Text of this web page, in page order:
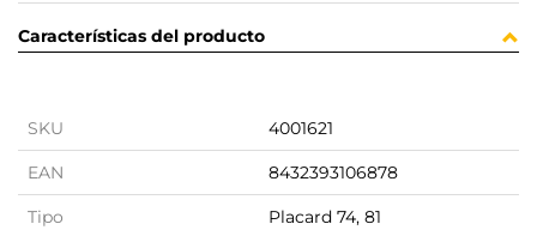
Características del producto
SKU 4001621
EAN 8432393106878
Tipo Placard 74, 81